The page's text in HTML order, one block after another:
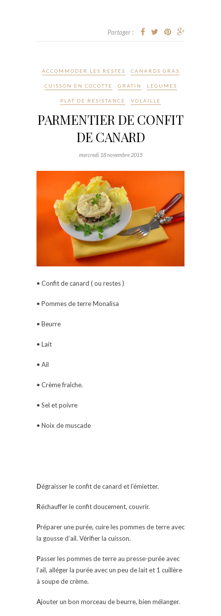
Partager :
ACCOMMODER LES RESTES CANARDS GRAS
CUISSON EN COCOTTE GRATIN LEGUMES
PLAT DE RÉSISTANCE VOLAILLE
PARMENTIER DE CONFIT
DE CANARD
mercredi 18 novembre 2015
• Confit de canard ( ou restes )
• Pommes de terre Monalisa
• Beurre
• Lait
• Ail
• Crème fraîche.
• Sel et poivre
• Noix de muscade
Dégraisser le confit de canard et l’émietter.
Réchauffer le confit doucement, couvrir.
Préparer une purée, cuire les pommes de terre avec
la gousse d’ail. Vérifier la cuisson.
Passer les pommes de terre au presse-purée avec
l’ail, alléger la purée avec un peu de lait et 1 cuillère
à soupe de crème.
Ajouter un bon morceau de beurre, bien mélanger.